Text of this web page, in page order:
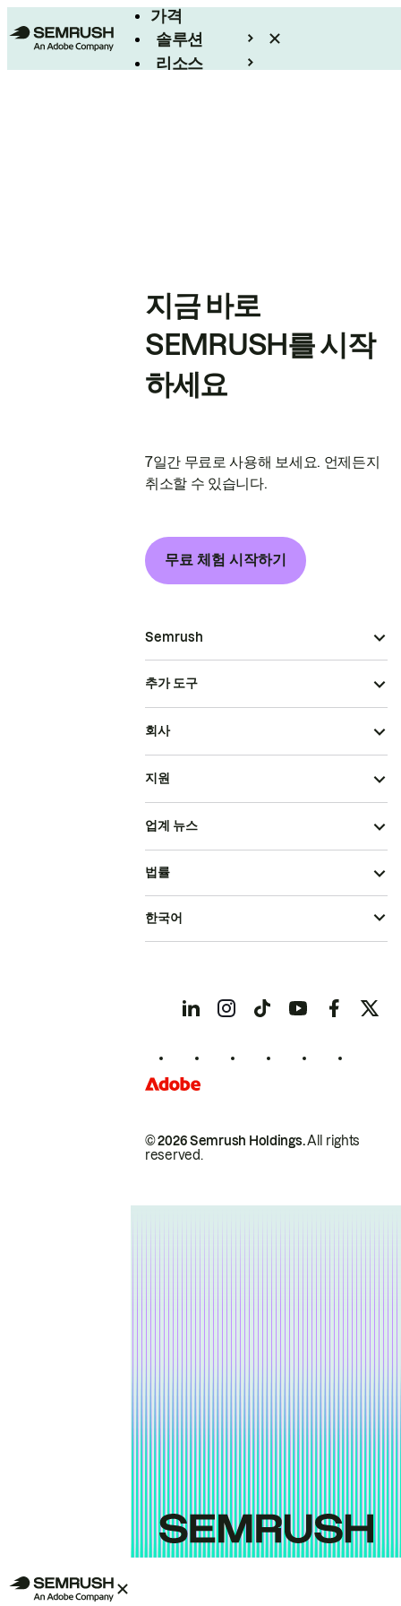
가격
솔루션
리소스
지금 바로
SEMRUSH를 시작
하세요
7일간 무료로 사용해 보세요. 언제든지
취소할 수 있습니다.
무료 체험 시작하기
Semrush
추가 도구
회사
지원
업계 뉴스
© 2026 Semrush Holdings.All rights
reserved.
법률
한국어